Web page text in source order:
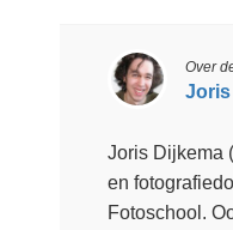
Over
Joris
Joris Dijkema
en
Fotoschool.